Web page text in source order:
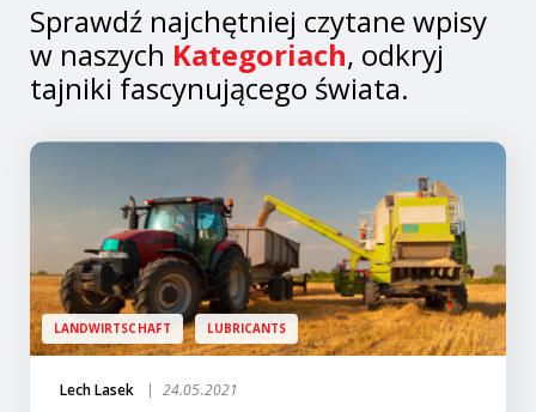
Sprawdź najchętniej czytane wpisy
w naszych Kategoriach, odkryj
tajniki fascynującego świata.
LANDWIRTSCHAFT LUBRICANTS
Lech Lasek 24.05.2021